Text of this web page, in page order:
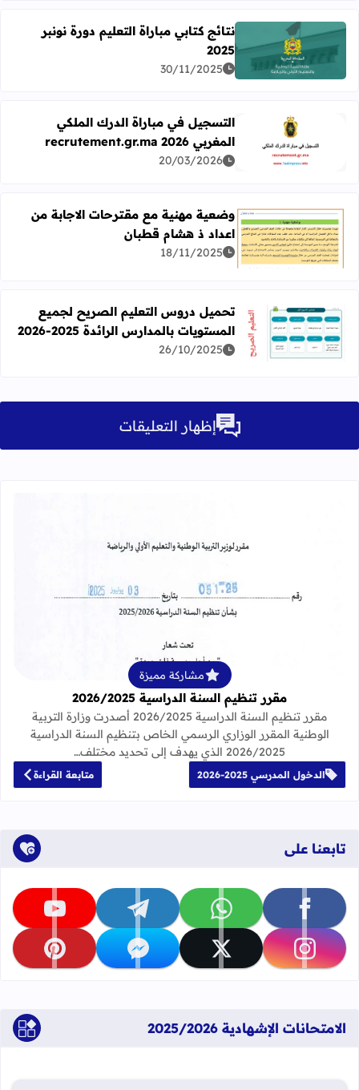
اقرأ المزيد عن نتائج كتابي مباراة التعليم دورة نونبر 2025
نتائج كتابي مباراة التعليم دورة نونبر
2025
30/11/2025
اقرأ المزيد عن التسجيل في مباراة الدرك الملكي المغربي recrutement.gr.ma 2026
التسجيل في مباراة الدرك الملكي
المغربي recrutement.gr.ma 2026
20/03/2026
اقرأ المزيد عن وضعية مهنية مع مقترحات الاجابة من اعداد
وضعية مهنية مع مقترحات الاجابة من
اعداد ذ هشام قطبان
18/11/2025
اقرأ المزيد عن تحميل دروس التعليم الصريح لجميع المستويات
تحميل دروس التعليم الصريح لجميع
المستويات بالمدارس الرائدة 2025-2026
26/10/2025
إظهار التعليقات
قراءة المزيد عن مقرر تنظيم السنة الدراسية
مشاركة مميزة
مقرر تنظيم السنة الدراسية 2026/2025
مقرر تنظيم السنة الدراسية 2026/2025 أصدرت وزارة التربية
الوطنية المقرر الوزاري الرسمي الخاص بتنظيم السنة الدراسية
2026/2025 الذي يهدف إلى تحديد مختلف…
الدخول المدرسي 2025-2026 متابعة القراءة
تابعنا على
تابعنا على facebook تابعنا على whatsapp تابعنا على telegram تابعنا على youtube
تابعنا على instagram تابعنا على x تابعنا على messenger تابعنا على pinterest
الامتحانات الإشهادية 2025/2026